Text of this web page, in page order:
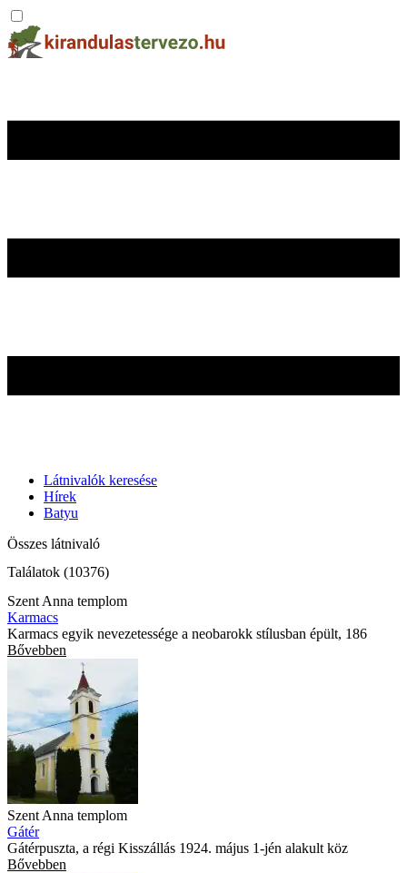
Látnivalók keresése
Hírek
Batyu
Összes látnivaló
Találatok (10376)
Szent Anna templom
Karmacs
Karmacs egyik nevezetessége a neobarokk stílusban épült, 186
Bővebben
Szent Anna templom
Gátér
Gátérpuszta, a régi Kisszállás 1924. május 1-jén alakult köz
Bővebben